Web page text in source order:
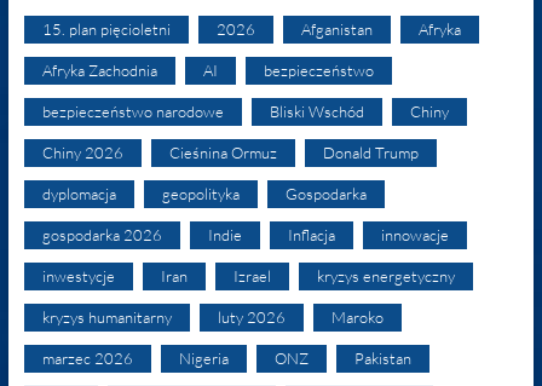
15. plan pięcioletni 2026 Afganistan Afryka
Afryka Zachodnia AI bezpieczeństwo
bezpieczeństwo narodowe Bliski Wschód Chiny
Chiny 2026 Cieśnina Ormuz Donald Trump
dyplomacja geopolityka Gospodarka
gospodarka 2026 Indie Inflacja innowacje
inwestycje Iran Izrael kryzys energetyczny
kryzys humanitarny luty 2026 Maroko
marzec 2026 Nigeria ONZ Pakistan